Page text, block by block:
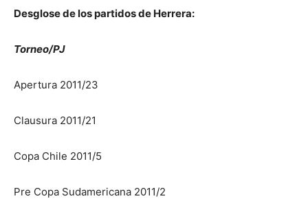
Desglose de los partidos de Herrera:
Torneo/PJ
Apertura 2011/23
Clausura 2011/21
Copa Chile 2011/5
Pre Copa Sudamericana 2011/2